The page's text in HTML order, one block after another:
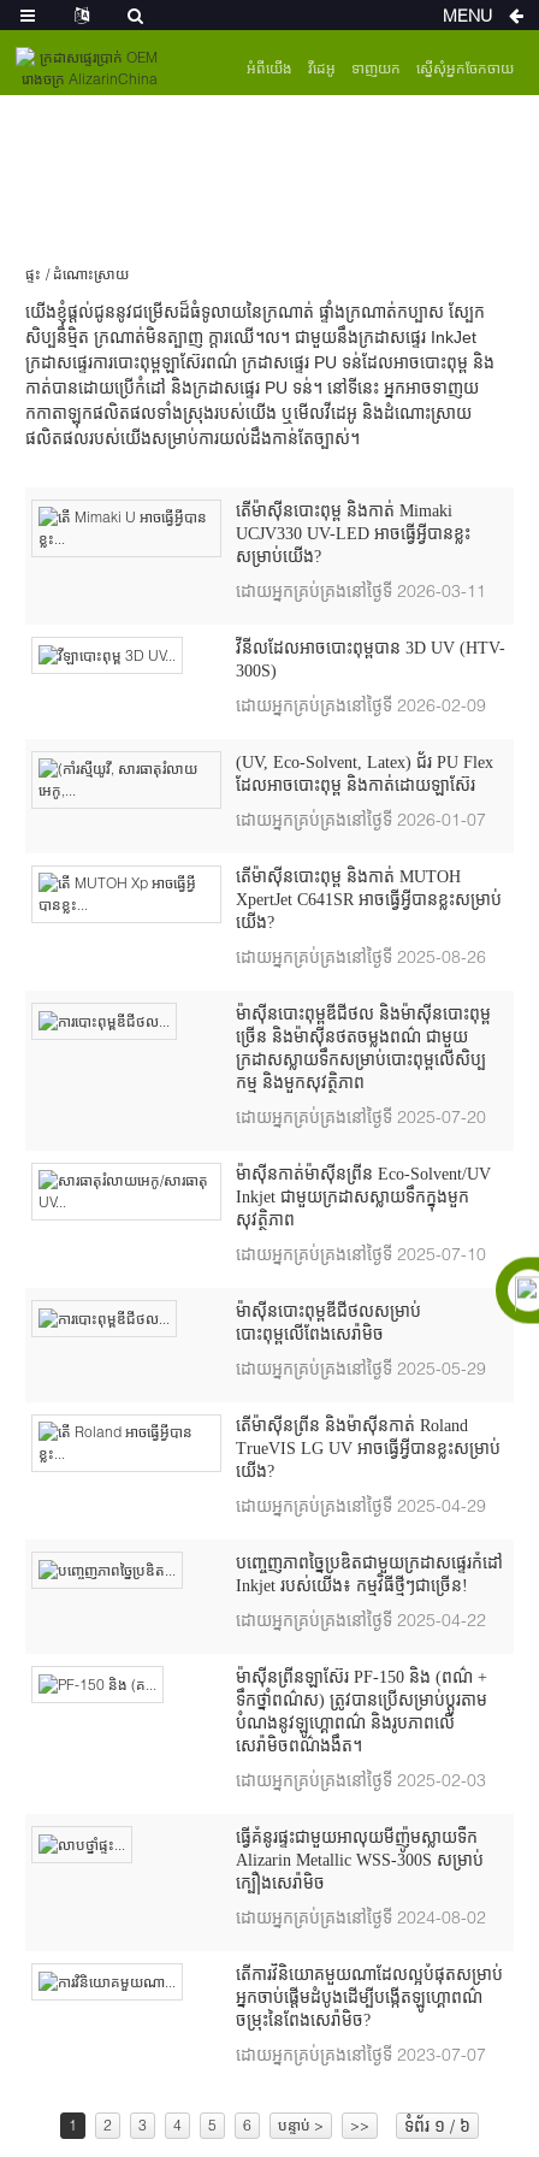
អំពីយើង វីដេអូ ទាញយក ស្នើសុំអ្នកចែកចាយ
ផ្ទះ ដំណោះស្រាយ
យើងខ្ញុំផ្តល់ជូននូវជម្រើសដ៏ធំទូលាយនៃក្រណាត់ ផ្ទាំងក្រណាត់កប្បាស ស្បែក
សិប្បនិម្មិត ក្រណាត់មិនត្បាញ ក្តារឈើ។ល។ ជាមួយនឹងក្រដាសផ្ទេរ InkJet
ក្រដាសផ្ទេរការបោះពុម្ពឡាស៊ែរពណ៌ ក្រដាសផ្ទេរ PU ទន់ដែលអាចបោះពុម្ព និង
កាត់បានដោយប្រើកំដៅ និងក្រដាសផ្ទេរ PU ទន់។ នៅទីនេះ អ្នកអាចទាញយ
កកាតាឡុកផលិតផលទាំងស្រុងរបស់យើង ឬមើលវីដេអូ និងដំណោះស្រាយ
ផលិតផលរបស់យើងសម្រាប់ការយល់ដឹងកាន់តែច្បាស់។
តើម៉ាស៊ីនបោះពុម្ព និងកាត់ Mimaki
UCJV330 UV-LED អាចធ្វើអ្វីបានខ្លះ
សម្រាប់យើង?
ដោយអ្នកគ្រប់គ្រងនៅថ្ងៃទី 2026-03-11
វីនីលដែលអាចបោះពុម្ពបាន 3D UV (HTV-
300S)
ដោយអ្នកគ្រប់គ្រងនៅថ្ងៃទី 2026-02-09
(UV, Eco-Solvent, Latex) ជ័រ PU Flex
ដែលអាចបោះពុម្ព និងកាត់ដោយឡាស៊ែរ
ដោយអ្នកគ្រប់គ្រងនៅថ្ងៃទី 2026-01-07
តើម៉ាស៊ីនបោះពុម្ព និងកាត់ MUTOH
XpertJet C641SR អាចធ្វើអ្វីបានខ្លះសម្រាប់
យើង?
ដោយអ្នកគ្រប់គ្រងនៅថ្ងៃទី 2025-08-26
ម៉ាស៊ីនបោះពុម្ពឌីជីថល និងម៉ាស៊ីនបោះពុម្ព
ច្រើន និងម៉ាស៊ីនថតចម្លងពណ៌ ជាមួយ
ក្រដាសស្លាយទឹកសម្រាប់បោះពុម្ពលើសិប្ប
កម្ម និងមួកសុវត្ថិភាព
ដោយអ្នកគ្រប់គ្រងនៅថ្ងៃទី 2025-07-20
ម៉ាស៊ីនកាត់ម៉ាស៊ីនព្រីន Eco-Solvent/UV
Inkjet ជាមួយក្រដាសស្លាយទឹកក្នុងមួក
សុវត្ថិភាព
ដោយអ្នកគ្រប់គ្រងនៅថ្ងៃទី 2025-07-10
ម៉ាស៊ីនបោះពុម្ពឌីជីថលសម្រាប់
បោះពុម្ពលើពែងសេរ៉ាមិច
ដោយអ្នកគ្រប់គ្រងនៅថ្ងៃទី 2025-05-29
តើម៉ាស៊ីនព្រីន និងម៉ាស៊ីនកាត់ Roland
TrueVIS LG UV អាចធ្វើអ្វីបានខ្លះសម្រាប់
យើង?
ដោយអ្នកគ្រប់គ្រងនៅថ្ងៃទី 2025-04-29
បញ្ចេញភាពច្នៃប្រឌិតជាមួយក្រដាសផ្ទេរកំដៅ
Inkjet របស់យើង៖ កម្មវិធីថ្មីៗជាច្រើន!
ដោយអ្នកគ្រប់គ្រងនៅថ្ងៃទី 2025-04-22
ម៉ាស៊ីនព្រីនឡាស៊ែរ PF-150 និង (ពណ៌ +
ទឹកថ្នាំពណ៌ស) ត្រូវបានប្រើសម្រាប់ប្ដូរតាម
បំណងនូវឡូហ្គោពណ៌ និងរូបភាពលើ
សេរ៉ាមិចពណ៌ងងឹត។
ដោយអ្នកគ្រប់គ្រងនៅថ្ងៃទី 2025-02-03
ធ្វើគំនូរផ្ទះជាមួយអាលុយមីញ៉ូមស្លាយទឹក
Alizarin Metallic WSS-300S សម្រាប់
ក្បឿងសេរ៉ាមិច
ដោយអ្នកគ្រប់គ្រងនៅថ្ងៃទី 2024-08-02
តើការវិនិយោគមួយណាដែលល្អបំផុតសម្រាប់
អ្នកចាប់ផ្តើមដំបូងដើម្បីបង្កើតឡូហ្គោពណ៌
ចម្រុះនៃពែងសេរ៉ាមិច?
ដោយអ្នកគ្រប់គ្រងនៅថ្ងៃទី 2023-07-07
1 2 3 4 5 6 បន្ទាប់ > >> ទំព័រ ១ / ៦
MENU